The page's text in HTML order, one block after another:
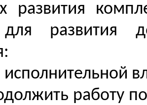
развития
развития
работу